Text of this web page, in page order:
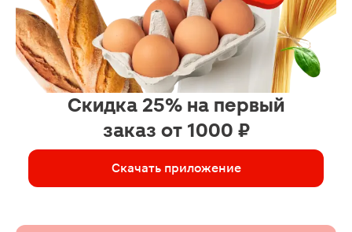
Скидка 25% на первый
заказ от 1000 ₽
Скачать приложение